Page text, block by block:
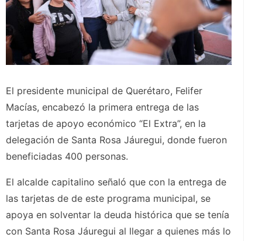
El presidente municipal de Querétaro, Felifer
Macías, encabezó la primera entrega de las
tarjetas de apoyo económico “El Extra”, en la
delegación de Santa Rosa Jáuregui, donde fueron
beneficiadas 400 personas.
El alcalde capitalino señaló que con la entrega de
las tarjetas de de este programa municipal, se
apoya en solventar la deuda histórica que se tenía
con Santa Rosa Jáuregui al llegar a quienes más lo